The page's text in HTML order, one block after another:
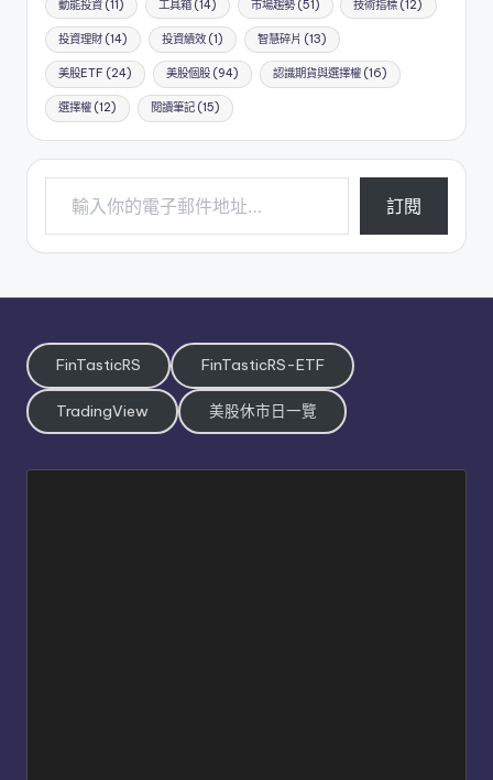
動能投資 (11) 工具箱(14) 市場趨勢(51) 技術指標 (12)
投資理財 (14) 投資績效(1) 智慧碎片 (13)
美股ETF (24) 美股個股(94) 認識期貨與選擇權(16)
選擇權 (12) 閱讀筆記(15)
輸入你的電子郵件地址…
訂閱
FinTasticRS FinTasticRS-ETF
TradingView 美股休市日一覽